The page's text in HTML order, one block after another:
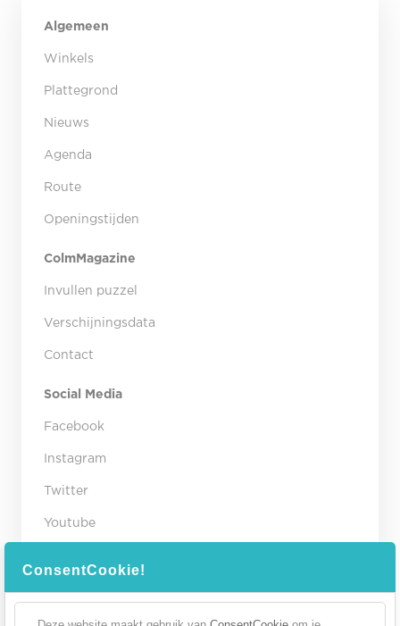
Algemeen
Winkels
Plattegrond
Nieuws
Agenda
Route
Openingstijden
ColmMagazine
Invullen puzzel
Verschijningsdata
Contact
Social Media
Facebook
Instagram
Twitter
Youtube
Contact gegevens
Winkelcentrum Colmschate
ConsentCookie!